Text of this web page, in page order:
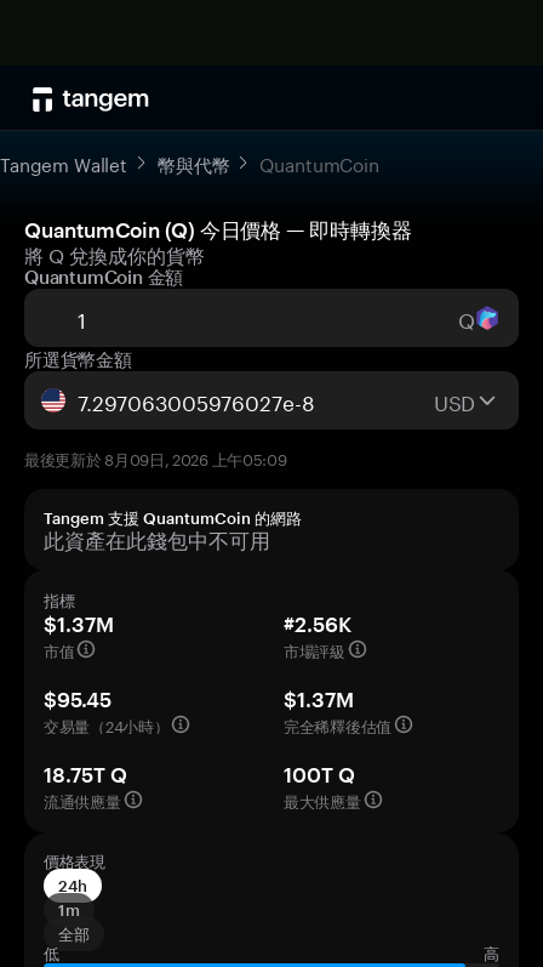
Tangem Wallet 幣與代幣 QuantumCoin
QuantumCoin (Q) 今日價格 — 即時轉換器
將 Q 兌換成你的貨幣
QuantumCoin 金額
Q
所選貨幣金額
USD
最後更新於 8月09日, 2026 上午05:09
Tangem 支援 QuantumCoin 的網路
此資產在此錢包中不可用
指標
$1.37M
市值
#2.56K
市場評級
$95.45
交易量（24小時）
$1.37M
完全稀釋後估值
18.75T Q
流通供應量
100T Q
最大供應量
價格表現
24h
1m
全部
低
高